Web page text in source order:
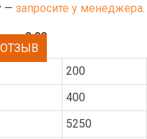
— запросите у менеджера.
0.00
200
400
5250